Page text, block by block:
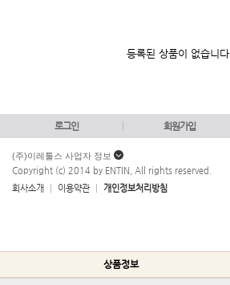
등록된 상품이 없습니다.
로그인 회원가입
(주)이레툴스 사업자 정보
Copyright (c) 2014 by ENTIN, All rights reserved.
회사소개
이용약관 개인정보처리방침
상품정보